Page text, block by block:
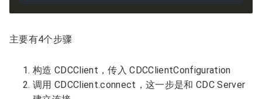
主要有4个步骤
构造 CDCClient，传入 CDCClientConfiguration
调用 CDCClient.connect，这一步是和 CDC Server